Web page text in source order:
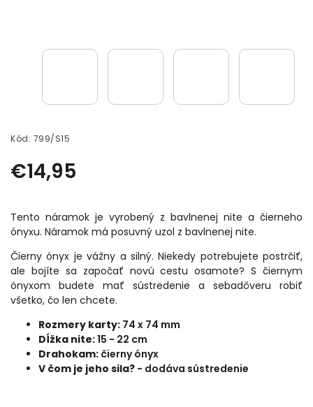
Kód: 799/S15
€14,95
Tento náramok je vyrobený z bavlnenej nite a čierneho
ónyxu. Náramok má posuvný uzol z bavlnenej nite.
Čierny ónyx je vážny a silný. Niekedy potrebujete postrčiť,
ale bojíte sa započať novú cestu osamote? S čiernym
ónyxom budete mať sústredenie a sebadôveru robiť
všetko, čo len chcete.
Rozmery karty: 74 x 74 mm
Dĺžka nite:15 - 22 cm
Drahokam: čierny ónyx
V čom je jeho sila? - dodáva sústredenie